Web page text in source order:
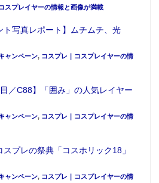
スプレイヤーの情報と画像が満載
ト写真レポート】ムチムチ、光
ャンペーン, コスプレ｜コスプレイヤーの情
目／C88】「囲み」の人気レイヤー
ャンペーン, コスプレ｜コスプレイヤーの情
プレの祭典「コスホリック18」
ャンペーン, コスプレ｜コスプレイヤーの情